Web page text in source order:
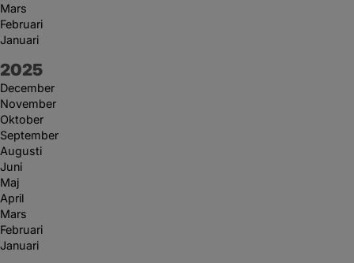
Mars
Februari
Januari
År:
2025
December
November
Oktober
September
Augusti
Juni
Maj
April
Mars
Februari
Januari